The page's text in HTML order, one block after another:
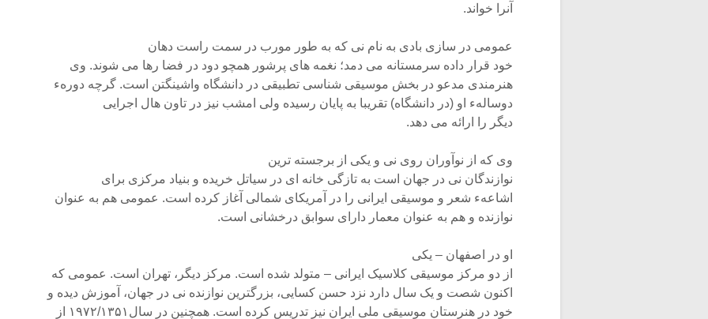
آنرا خواند.
عمومی در سازی بادی به نام نی که به طور مورب در سمت راست دهان
خود قرار داده سرمستانه می دمد؛ نغمه های پرشور همچو دود در فضا رها می شوند. وی
هنرمندی مدعو در بخش موسیقی شناسی تطبیقی در دانشگاه واشینگتن است. گرچه دورهء
دوسالهء او (در دانشگاه) تقریبا به پایان رسیده ولی امشب نیز در تاون هال اجرایی
دیگر را ارائه می دهد.
وی که از نوآوران روی نی و یکی از برجسته ترین
نوازندگان نی در جهان است به تازگی خانه ای در سیاتل خریده و بنیاد مرکزی برای
اشاعهء شعر و موسیقی ایرانی را در آمریکای شمالی آغاز کرده است. عمومی هم به عنوان
نوازنده و هم به عنوان معمار دارای سوابق درخشانی است.
او در اصفهان – یکی
از دو مرکز موسیقی کلاسیک ایرانی – متولد شده است. مرکز دیگر، تهران است. عمومی که
اکنون شصت و یک سال دارد نزد حسن کسایی، بزرگترین نوازنده نی در جهان، آموزش دیده و
خود در هنرستان موسیقی ملی ایران نیز تدریس کرده است. همچنین در سال۱۹۷۲/۱۳۵۱ از